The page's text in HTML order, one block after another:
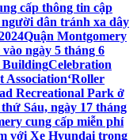
cấp thông tin cập
dân tránh xa dây
Quận Montgomery
ngày 5 tháng 6
BuildingCelebration
Association‘Roller
Recreational Park ở
Sáu, ngày 17 tháng
cung cấp miễn phí
với Xe Hyundai trong